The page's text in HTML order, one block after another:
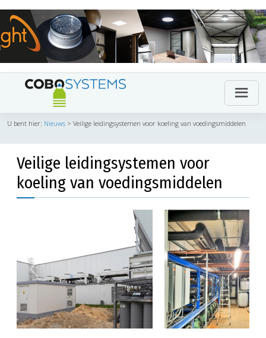
U bent hier: Nieuws > Veilige leidingsystemen voor koeling van voedingsmiddelen
Veilige leidingsystemen voor
koeling van voedingsmiddelen
Previous Next